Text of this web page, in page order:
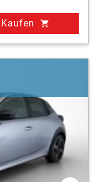
Kaufen shopping_cart